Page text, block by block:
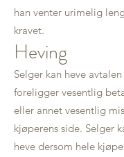
han venter urimelig
kravet.
Heving
Selger kan heve
foreligger vesentlig
eller annet vesentlig
kjøperens side. Selger
heve dersom hele